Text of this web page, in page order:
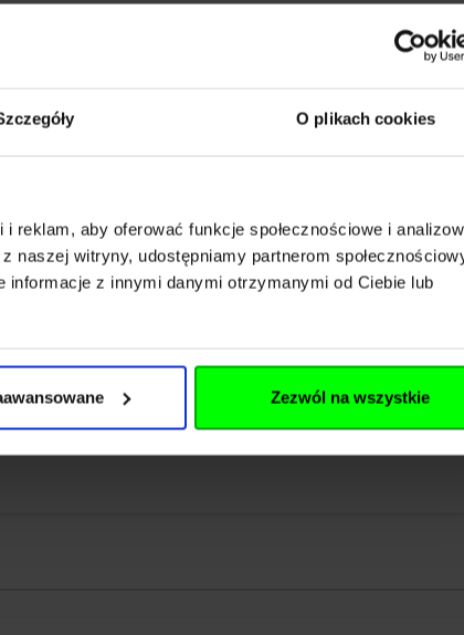
O plikach cookies
aby oferować funkcje społecznościowe i
witryny, udostępniamy partnerom
z innymi danymi otrzymanymi od Ciebie lub
Zezwól na wszystkie